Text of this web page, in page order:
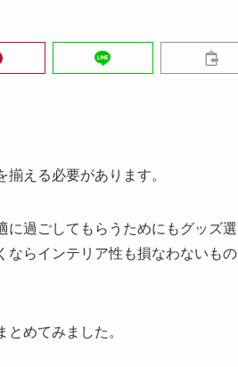
える必要があります。
に過ごしてもらうためにもグッズ選
ならインテリア性も損なわないもの
とめてみました。